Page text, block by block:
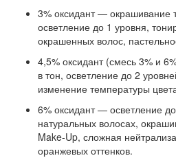
3% оксидант— окрашивание
осветление до 1 уровня,
окрашенных волос,
4,5% оксидант(смесь 3% и
в тон, осветление до 2
изменение температуры
6% оксидант— осветление
натуральных волосах,
Make-Up, сложная
оранжевых оттенков.